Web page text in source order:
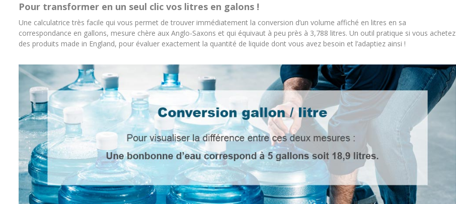
Pour transformer en un seul clic vos litres en galons !
Une calculatrice très facile qui vous permet de trouver immédiatement la conversion d’un volume affiché en litres en sa
correspondance en gallons, mesure chère aux Anglo-Saxons et qui équivaut à peu près à 3,788 litres. Un outil pratique si vous achetez
des produits made in England, pour évaluer exactement la quantité de liquide dont vous avez besoin et l’adaptiez ainsi !